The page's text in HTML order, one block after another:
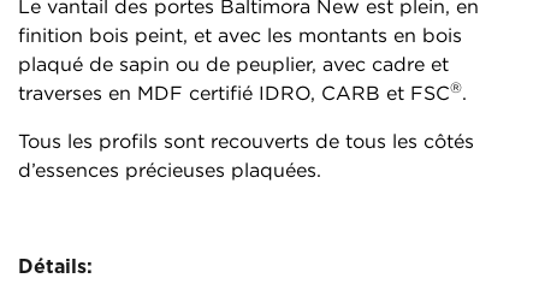
Le vantail des portes Baltimora New est plein, en
finition bois peint, et avec les montants en bois
plaqué de sapin ou de peuplier, avec cadre et
traverses en MDF certifié IDRO, CARB et FSC®.
Tous les profils sont recouverts de tous les côtés
d’essences précieuses plaquées.
Détails: